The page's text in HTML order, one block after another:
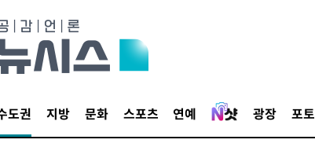
도권 지방 문화 스포츠 연예 광장 포토